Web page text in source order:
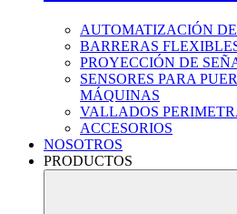
AUTOMATIZACIÓN
BARRERAS
PROYECCIÓN DE
SENSORES PARA
MÁQUINAS
VALLADOS
ACCESORIOS
NOSOTROS
PRODUCTOS